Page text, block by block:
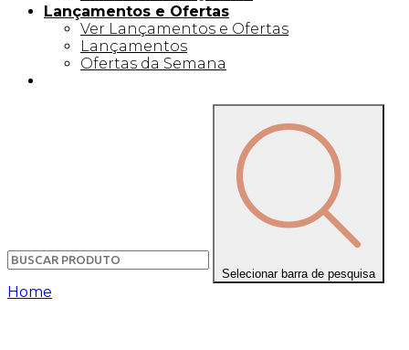
Lançamentos e Ofertas
Ver Lançamentos e Ofertas
Lançamentos
Ofertas da Semana
Selecionar barra de pesquisa
Home